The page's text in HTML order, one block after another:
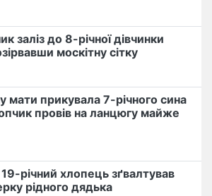
заліз до 8-річної дівчинки
москітну сітку
мати прикувала 7-річного сина
провів на ланцюгу майже
річний хлопець​ ️зґвалтував
рідного дядька